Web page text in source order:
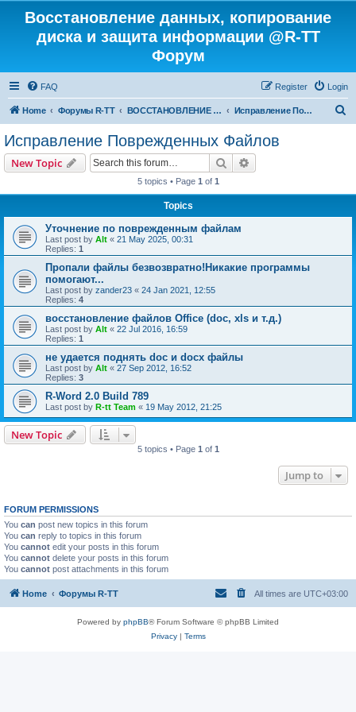
Восстановление данных, копирование
диска и защита информации @R-TT
Форум
FAQ Login
Register
Home Форумы R-TT ВОССТАНОВЛЕНИЕ ДАННЫХ И УДАЛЕННЫХ ФАЙЛОВ Исправление Поврежденных Файлов
Исправление Поврежденных Файлов
New Topic Search
5 topics • Page 1 of 1
Topics
Уточнение по поврежденным файлам
Last post by Alt « 21 May 2025, 00:31
Replies: 1
Пропали файлы безвозвратно!Никакие программы
помогают...
Last post by zander23 « 24 Jan 2021, 12:55
Replies: 4
восстановление файлов Office (doc, xls и т.д.)
Last post by Alt « 22 Jul 2016, 16:59
Replies: 1
не удается поднять doc и docx файлы
Last post by Alt « 27 Sep 2012, 16:52
Replies: 3
R-Word 2.0 Build 789
Last post by R-tt Team « 19 May 2012, 21:25
New Topic
5 topics • Page 1 of 1
Jump to
FORUM PERMISSIONS
You can post new topics in this forum
You can reply to topics in this forum
You cannot edit your posts in this forum
You cannot delete your posts in this forum
You cannot post attachments in this forum
Home Форумы R-TT All times are UTC+03:00
Powered by phpBB® Forum Software © phpBB Limited
Privacy| Terms